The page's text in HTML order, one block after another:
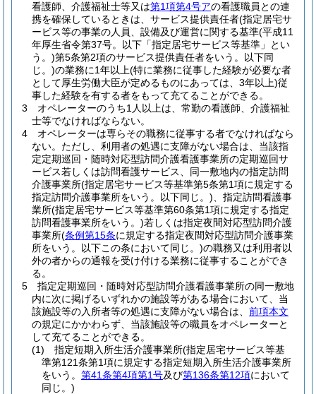
看護師、介護福祉士等又は第1項第4号アの看護職員との連
携を確保しているときは、サービス提供責任者(指定居宅サ
ービス等の事業の人員、設備及び運営に関する基準(平成11
年厚生省令第37号。以下「指定居宅サービス等基準」とい
う。)第5条第2項のサービス提供責任者をいう。以下同
じ。)の業務に1年以上(特に業務に従事した経験が必要な者
として厚生労働大臣が定めるものにあっては、3年以上)従
事した経験を有する者をもって充てることができる。
3
オペレーターのうち1人以上は、常勤の看護師、介護福祉
士等でなければならない。
4
オペレーターは専らその職務に従事する者でなければなら
ない。 ただし、利用者の処遇に支障がない場合は、当該指
定定期巡回・随時対応型訪問介護看護事業所の定期巡回サ
ービス若しくは訪問看護サービス、同一敷地内の指定訪問
介護事業所(指定居宅サービス等基準第5条第1項に規定する
指定訪問介護事業所をいう。以下同じ。) 、指定訪問看護事
業所(指定居宅サービス等基準第60条第1項に規定する指定
訪問看護事業所をいう。)若しくは指定夜間対応型訪問介護
事業所(条例第15条に規定する指定夜間対応型訪問介護事業
所をいう。以下この条において同じ。)の職務又は利用者以
外の者からの通報を受け付ける業務に従事することができ
る。
5
指定定期巡回・随時対応型訪問介護看護事業所の同一敷地
内に次に掲げるいずれかの施設等がある場合において、当
該施設等の入所者等の処遇に支障がない場合は、 前項本文
の規定にかかわらず、当該施設等の職員をオペレーターと
して充てることができる。
(1)
指定短期入所生活介護事業所(指定居宅サービス等基
準第121条第1項に規定する指定短期入所生活介護事業所
をいう。 第41条第4項第1号及び第136条第12項において
同じ。)